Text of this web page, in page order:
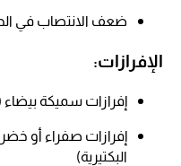
ضعف الانتصاب في
الإفرازات:
إفرازات سميكة
إفرازات صفراء أو
البكتيرية)​